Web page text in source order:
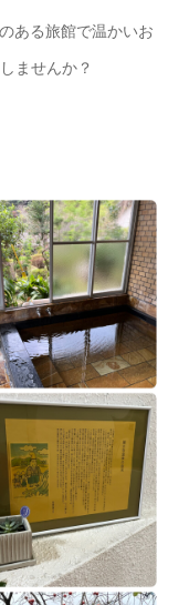
る旅館で温かいお
ませんか？